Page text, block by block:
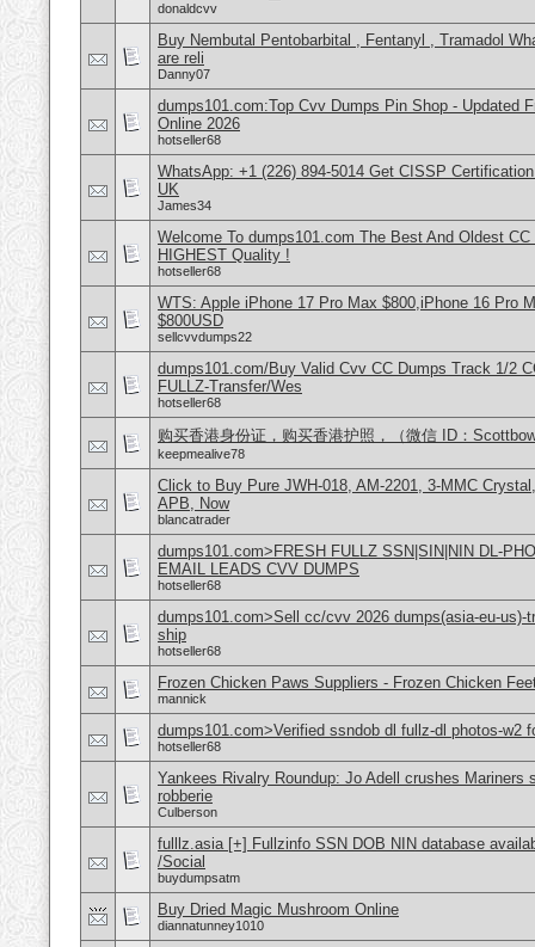
donaldcvv
Buy Nembutal Pentobarbital , Fentanyl , Tramadol
are reli
Danny07
dumps101.com:Top Cvv Dumps Pin Shop - Updated
Online 2026
hotseller68
WhatsApp: +1 (226) 894-5014​ Get CISSP
UK
James34
Welcome To dumps101.com The Best And Oldest
HIGHEST Quality !
hotseller68
WTS: Apple iPhone 17 Pro Max $800,iPhone 16 Pro
$800USD
sellcvvdumps22
dumps101.com/Buy Valid Cvv CC Dumps Track 1/2
FULLZ-Transfer/Wes
hotseller68
购买香港身份证，购买香港护照，（微信 ID：
keepmealive78
Click to Buy Pure JWH-018, AM-2201, 3-MMC
APB, Now
blancatrader
dumps101.com>FRESH FULLZ SSN|SIN|NIN DL-
EMAIL LEADS CVV DUMPS
hotseller68
dumps101.com>Sell cc/cvv 2026 dumps(asia-eu-us)-
ship
hotseller68
Frozen Chicken Paws Suppliers - Frozen Chicken
mannick
dumps101.com>Verified ssndob dl fullz-dl photos-w2
hotseller68
Yankees Rivalry Roundup: Jo Adell crushes Mariners
robberie
Culberson
fulllz.asia [+] Fullzinfo SSN DOB NIN database
/Social
buydumpsatm
Buy Dried Magic Mushroom Online
diannatunney1010